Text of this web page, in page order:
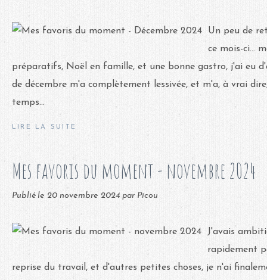
Un peu de
ce mois-ci...
préparatifs, Noël en famille, et une bonne gastro, j'ai eu
de décembre m'a complètement lessivée, et m'a, à vrai
temps...
LIRE LA SUITE
Mes favoris du moment - novembre 2024
Publié le 20 novembre 2024 par Picou
J'avais
rapidement
reprise du travail, et d'autres petites choses, je n'ai